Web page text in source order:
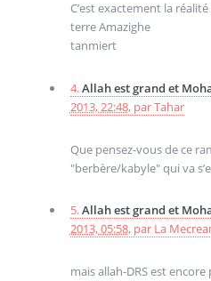
C’est exactement la
terre Amazighe
tanmiert
4.Allah est grand et
2013, 22:48, parTahar
Que pensez-vous de ce
"berbère/kabyle" qui va
5.Allah est grand et
2013, 05:58, par La
mais allah-DRS est